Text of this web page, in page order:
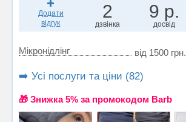
Додати
відгук
2
дзвінка
9 р.
досвід
Мікронідлінг від 1500 грн.
➡️ Усі послуги та ціни (82)
🎁 Знижка 5% за промокодом Barb